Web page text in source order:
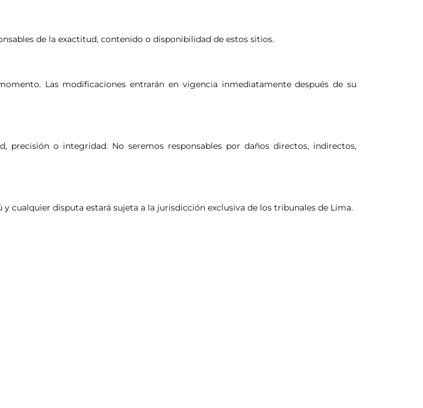
de la exactitud, contenido o disponibilidad de estos sitios.
Las modificaciones entrarán en vigencia inmediatamente después de su
o integridad. No seremos responsables por daños directos, indirectos,
cualquier disputa estará sujeta a la jurisdicción exclusiva de los tribunales de Lima.